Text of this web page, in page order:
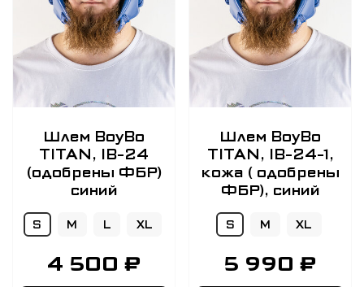
Шлем BoyBo
TITAN, IB-24
(одобрены ФБР)
синий
S M L XL
4 500 ₽
Шлем BoyBo
TITAN, IB-24-1,
кожа ( одобрены
ФБР), синий
S M XL
5 990 ₽